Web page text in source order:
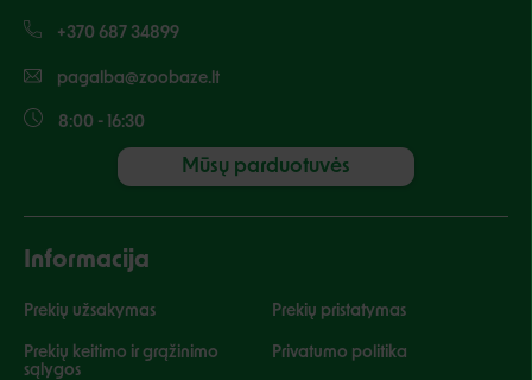
+370 687 34899
pagalba@zoobaze.lt
8:00 - 16:30
Mūsų parduotuvės
Informacija
Prekių užsakymas Prekių pristatymas
Prekių keitimo ir grąžinimo
sąlygos
Privatumo politika